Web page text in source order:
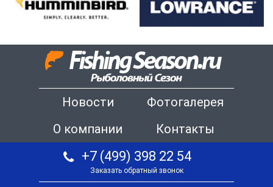
Новости
Фотогалерея
О компании
Контакты
+7 (499) 398 22 54
Заказать обратный звонок